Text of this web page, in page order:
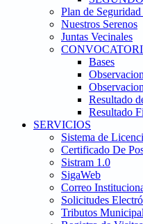
Plan de
Nuestros Serenos
Juntas Vecinales
Bases
Resultado
Resultado
SERVICIOS
Sistema de
Certificado De
Sistram 1.0
SigaWeb
Correo
Solicitudes
Tributos